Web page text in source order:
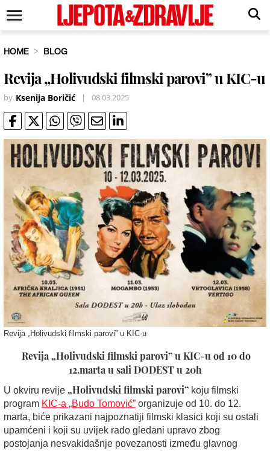
HOME BLOG
Revija „Holivudski filmski parovi” u KIC-u
by Ksenija Boričić | 08.03.2025
Revija „Holivudski filmski parovi” u KIC-u
Revija „Holivudski filmski parovi” u KIC-u od 10 do
12.marta u sali DODEST u 20h
U okviru revije „Holivudski filmski parovi” koju filmski
program KIC-a „Budo Tomović” organizuje od 10. do 12.
marta, biće prikazani najpoznatiji filmski klasici koji su ostali
upamćeni i koji su uvijek rado gledani upravo zbog
postojanja nesvakidašnje povezanosti između glavnog